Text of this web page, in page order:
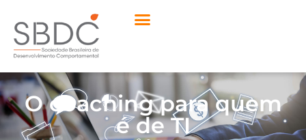
O coaching para quem
é de TI